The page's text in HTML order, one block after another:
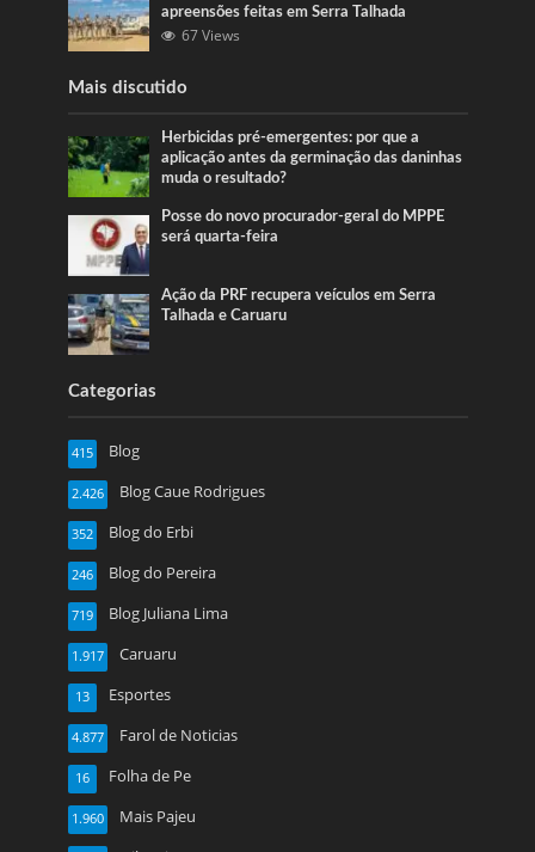
apreensões feitas em Serra Talhada
67 Views
Mais discutido
Herbicidas pré-emergentes: por que a
aplicação antes da germinação das daninhas
muda o resultado?
Posse do novo procurador-geral do MPPE
será quarta-feira
Ação da PRF recupera veículos em Serra
Talhada e Caruaru
Categorias
Blog
415
Blog Caue Rodrigues
2.426
Blog do Erbi
352
Blog do Pereira
246
Blog Juliana Lima
719
Caruaru
1.917
Esportes
13
Farol de Noticias
4.877
Folha de Pe
16
Mais Pajeu
1.960